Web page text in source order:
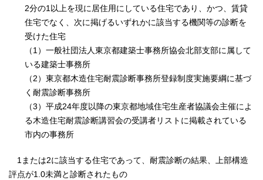
2分の1以上を現に居住用にしている住宅であり、かつ、賃貸
住宅でなく、次に掲げるいずれかに該当する機関等の診断を
受けた住宅
（1）一般社団法人東京都建築士事務所協会北部支部に属して
いる建築士事務所
（2）東京都木造住宅耐震診断事務所登録制度実施要綱に基づ
く耐震診断事務所
（3）平成24年度以降の東京都地域住宅生産者協議会主催によ
る木造住宅耐震診断講習会の受講者リストに掲載されている
市内の事務所
1または2に該当する住宅であって、耐震診断の結果、上部構造
評点が1.0未満と診断されたもの